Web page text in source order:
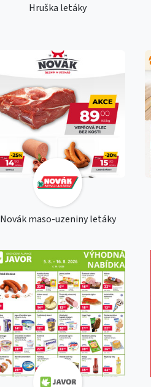
Hruška letáky
Novák maso-uzeniny letáky